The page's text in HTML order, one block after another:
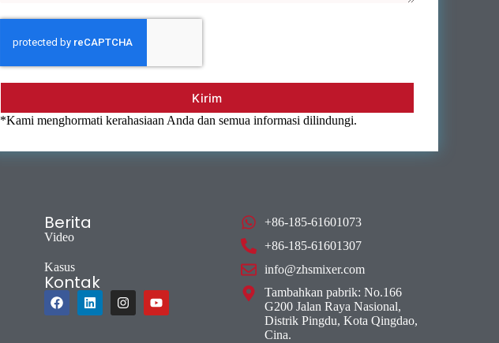
Kirim
*Kami menghormati kerahasiaan Anda dan semua informasi dilindungi.
Berita
Video
Kasus
Kontak
+86-185-61601073
+86-185-61601307
info@zhsmixer.com
Tambahkan pabrik: No.166
G200 Jalan Raya Nasional,
Distrik Pingdu, Kota Qingdao,
Cina.